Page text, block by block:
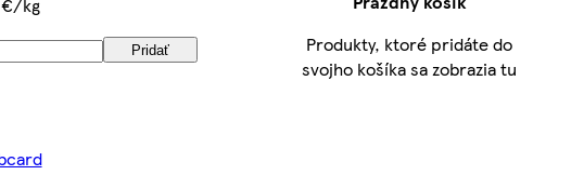
€/kg
Pridať
Produkty, ktoré pridáte do
svojho košíka sa zobrazia tu